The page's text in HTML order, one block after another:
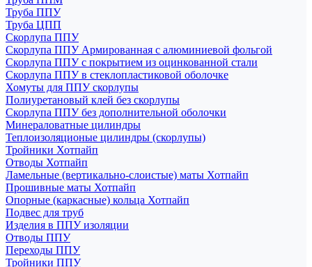
Труба ППУ
Труба ЦПП
Скорлупа ППУ
Скорлупа ППУ Армированная с алюминиевой фольгой
Скорлупа ППУ с покрытием из оцинкованной стали
Скорлупа ППУ в стеклопластиковой оболочке
Хомуты для ППУ скорлупы
Полиуретановый клей без скорлупы
Скорлупа ППУ без дополнительной оболочки
Минераловатные цилиндры
Теплоизоляционые цилиндры (скорлупы)
Тройники Хотпайп
Отводы Хотпайп
Ламельные (вертикально-слоистые) маты Хотпайп
Прошивные маты Хотпайп
Опорные (каркасные) кольца Хотпайп
Подвес для труб
Изделия в ППУ изоляции
Отводы ППУ
Переходы ППУ
Тройники ППУ